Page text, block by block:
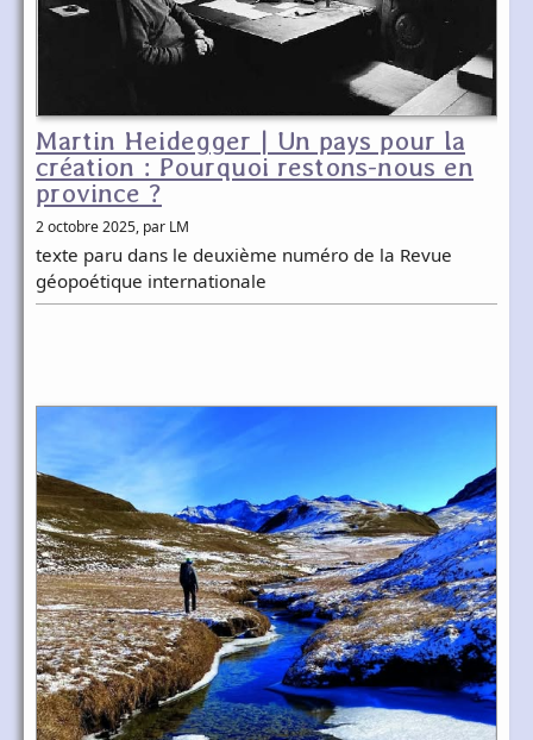
Martin Heidegger | Un pays pour la
création : Pourquoi restons-nous en
province ?
2 octobre 2025, par LM
texte paru dans le deuxième numéro de la Revue
géopoétique internationale